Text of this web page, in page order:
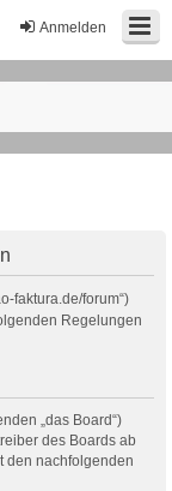
Anmelden
faktura.de/forum“)
Regelungen
„das Board“)
des Boards ab
den nachfolgenden